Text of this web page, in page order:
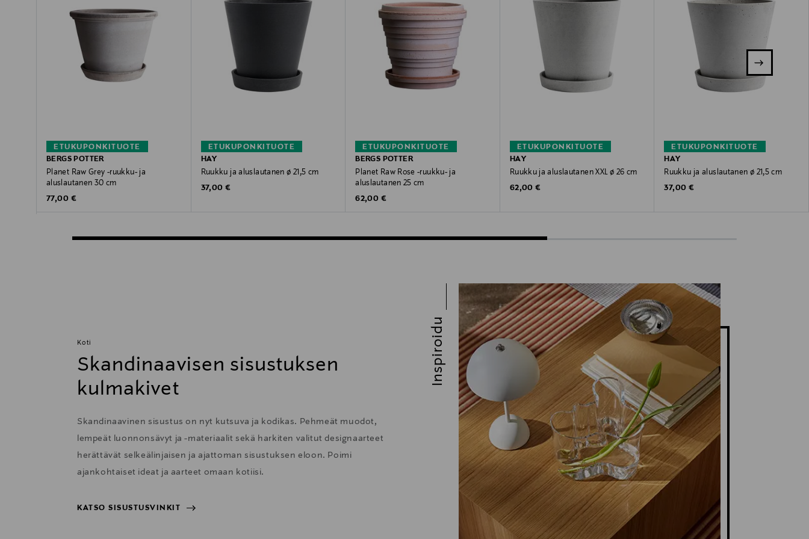
ETUKUPONKITUOTE
BERGS POTTER
Planet Raw Grey -ruukku- ja
aluslautanen 30 cm
Original Price
77,00 €
ETUKUPONKITUOTE
HAY
Ruukku ja aluslautanen ø 21,5 cm
Original Price
37,00 €
ETUKUPONKITUOTE
BERGS POTTER
Planet Raw Rose -ruukku- ja
aluslautanen 25 cm
Original Price
62,00 €
ETUKUPONKITUOTE
HAY
Ruukku ja aluslautanen XXL ø 26 cm
Original Price
62,00 €
ETUKUPONKITUOTE
HAY
Ruukku ja aluslautanen ø 21,5 cm
Original Price
37,00 €
Koti
Skandinaavisen sisustuksen
kulmakivet
Skandinaavinen sisustus on nyt kutsuva ja kodikas. Pehmeät muodot,
lempeät luonnonsävyt ja -materiaalit sekä harkiten valitut designaarteet
herättävät selkeälinjaisen ja ajattoman sisustuksen eloon. Poimi
ajankohtaiset ideat ja aarteet omaan kotiisi.
KATSO SISUSTUSVINKIT
Inspiroidu